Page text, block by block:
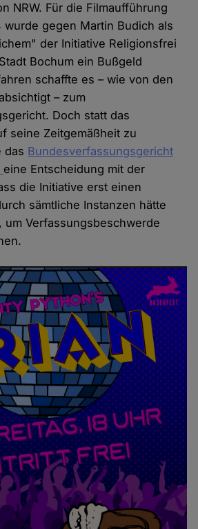
NRW. Für die Filmaufführung
wurde gegen Martin Budich als
der Initiative Religionsfrei
Bochum ein Bußgeld
schaffte es – wie von den
– zum
Doch statt das
seine Zeitgemäßheit zu
das Bundesverfassungsgericht
eine Entscheidung mit der
die Initiative erst einen
sämtliche Instanzen hätte
um Verfassungsbeschwerde